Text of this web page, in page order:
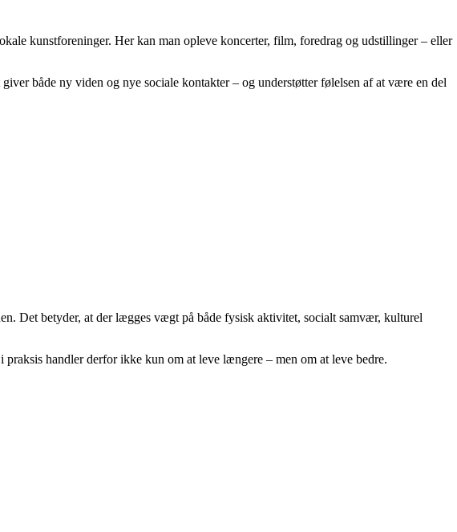
kunstforeninger. Her kan man opleve koncerter, film, foredrag og udstillinger – eller
både ny viden og nye sociale kontakter – og understøtter følelsen af at være en del
Det betyder, at der lægges vægt på både fysisk aktivitet, socialt samvær, kulturel
handler derfor ikke kun om at leve længere – men om at leve bedre.